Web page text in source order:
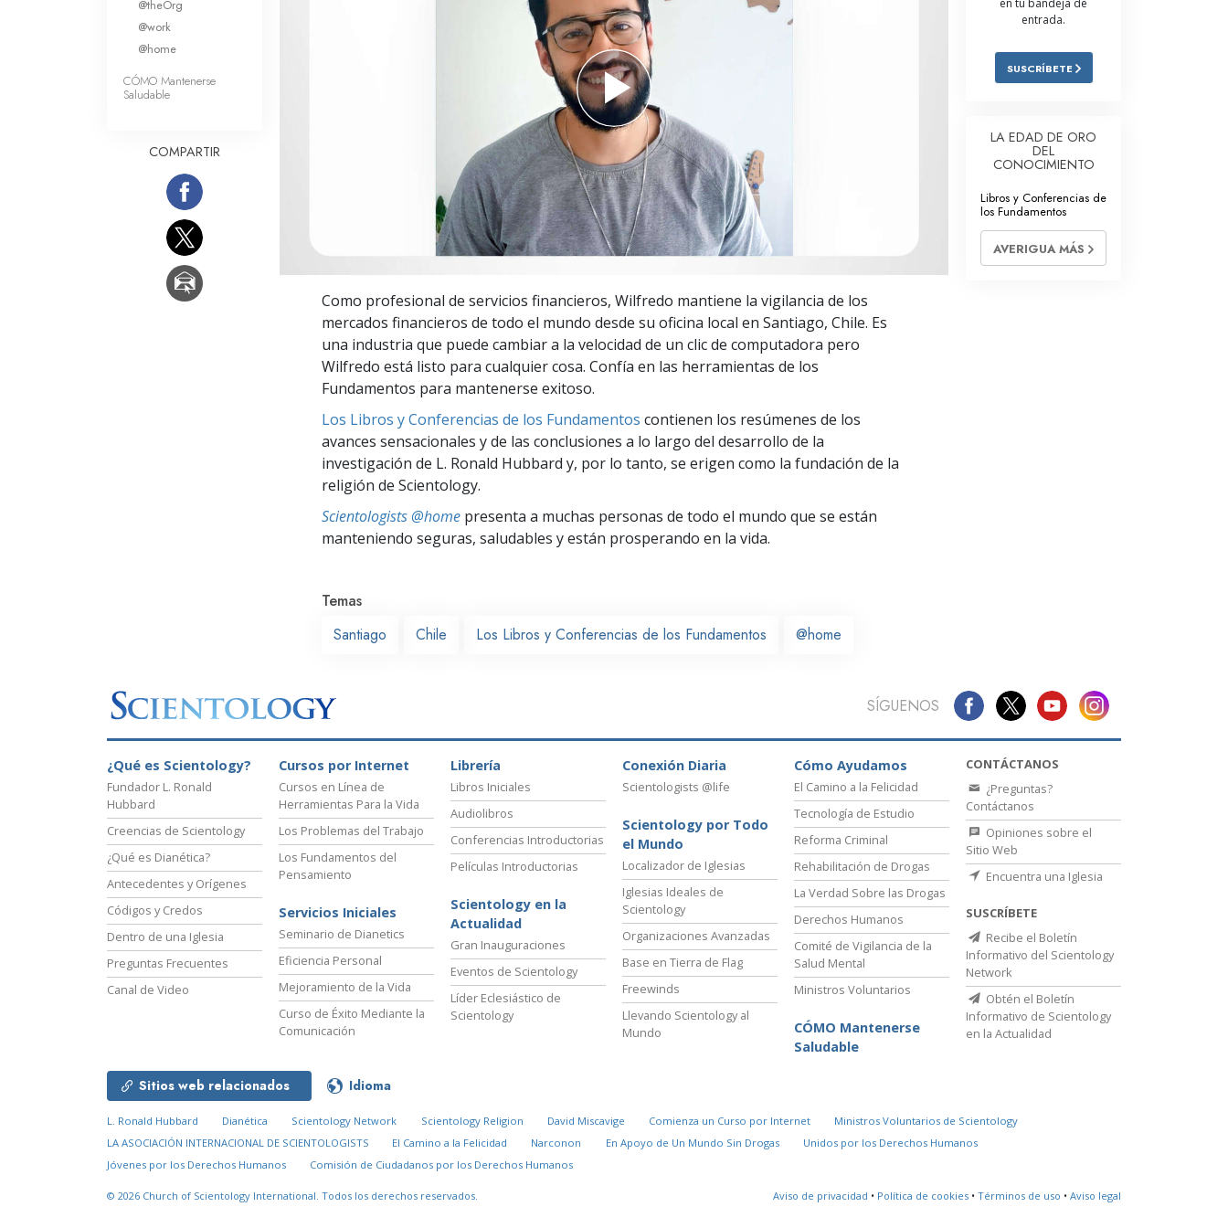
Respuestas a las Drogas
Investigaciones
Los Fundamentos de la Organización
Como profesional de servicios financieros, Wilfredo mantiene la vigilancia de los
mercados financieros de todo el mundo desde su oficina local en Santiago, Chile. Es
una industria que puede cambiar a la velocidad de un clic de computadora pero
Wilfredo está listo para cualquier cosa. Confía en las herramientas de los
Fundamentos para mantenerse exitoso.
Los Libros y Conferencias de los Fundamentos contienen los resúmenes de los
avances sensacionales y de las conclusiones a lo largo del desarrollo de la
investigación de L. Ronald Hubbard y, por lo tanto, se erigen como la fundación de la
religión de Scientology.
Scientologists @home presenta a muchas personas de todo el mundo que se están
manteniendo seguras, saludables y están prosperando en la vida.
Temas
Santiago
Chile Los Libros y Conferencias de los Fundamentos @home
@theOrg
@work
@home
CÓMO Mantenerse
Saludable
COMPARTIR
en tu bandeja de
entrada.
SUSCRÍBETE
LA EDAD DE ORO
DEL
CONOCIMIENTO
Libros y Conferencias de
los Fundamentos
AVERIGUA MÁS
SÍGUENOS
¿Qué es Scientology?
Fundador L. Ronald
Hubbard
Creencias de Scientology
¿Qué es Dianética?
Antecedentes y Orígenes
Códigos y Credos
Dentro de una Iglesia
Preguntas Frecuentes
Canal de Video
Cursos por Internet
Cursos en Línea de
Herramientas Para la Vida
Los Problemas del Trabajo
Los Fundamentos del
Pensamiento
Servicios Iniciales
Seminario de Dianetics
Eficiencia Personal
Mejoramiento de la Vida
Curso de Éxito Mediante la
Comunicación
Librería
Libros Iniciales
Audiolibros
Conferencias Introductorias
Películas Introductorias
Scientology en la
Actualidad
Gran Inauguraciones
Eventos de Scientology
Líder Eclesiástico de
Scientology
Conexión Diaria
Scientologists @life
Scientology por Todo
el Mundo
Localizador de Iglesias
Iglesias Ideales de
Scientology
Organizaciones Avanzadas
Base en Tierra de Flag
Freewinds
Llevando Scientology al
Mundo
Cómo Ayudamos
El Camino a la Felicidad
Tecnología de Estudio
Reforma Criminal
Rehabilitación de Drogas
La Verdad Sobre las Drogas
Derechos Humanos
Comité de Vigilancia de la
Salud Mental
Ministros Voluntarios
CÓMO Mantenerse
Saludable
CONTÁCTANOS
¿Preguntas?
Contáctanos
Opiniones sobre el
Sitio Web
Encuentra una Iglesia
SUSCRÍBETE
Recibe el Boletín
Informativo del Scientology
Network
Obtén el Boletín
Informativo de Scientology
en la Actualidad
Sitios web relacionados Idioma
L. Ronald Hubbard Dianética Scientology Network Scientology Religion David Miscavige Comienza un Curso por Internet
Ministros Voluntarios de Scientology
LA ASOCIACIÓN INTERNACIONAL DE SCIENTOLOGISTS
El Camino a la Felicidad Narconon En Apoyo de Un Mundo Sin Drogas
Unidos por los Derechos Humanos
Jóvenes por los Derechos Humanos
Comisión de Ciudadanos por los Derechos Humanos
© 2026 Church of Scientology International. Todos los derechos reservados. Aviso de privacidad • Política de cookies • Términos de uso • Aviso legal